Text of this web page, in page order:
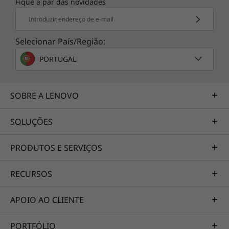
areia do deserto, estes testes cobrem variáveis
ambientais extremas, incluindo a temperatura,
a pressão, a poeira, a humidade e a vibração.
As especificações podem variar consoante a região/modelo.
Introduzir endereço de e-mail
Selecionar País/Região:
PORTUGAL
SOBRE A LENOVO
SOLUÇÕES
PRODUTOS E SERVIÇOS
RECURSOS
APOIO AO CLIENTE
PORTFÓLIO